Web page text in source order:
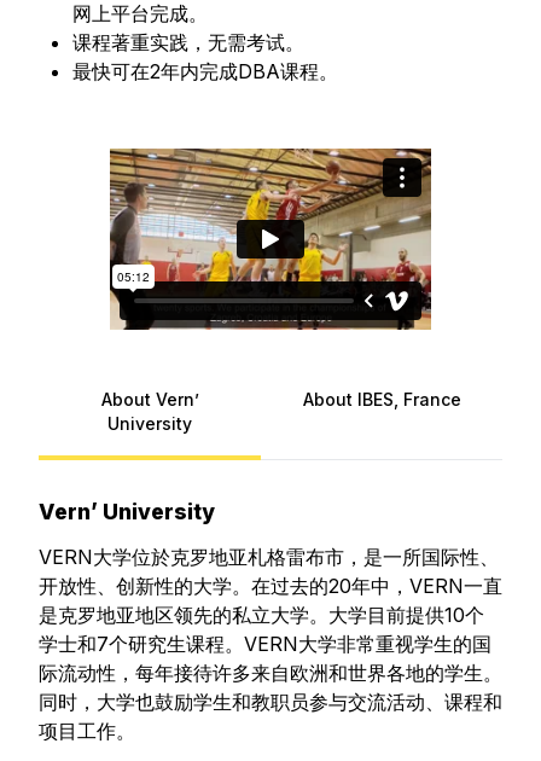
网上平台完成。
课程著重实践，无需考试。
最快可在2年内完成DBA课程。
About Vern’
University
About IBES, France
Vern’ University
VERN大学位於克罗地亚札格雷布市，是一所国际性、
开放性、创新性的大学。在过去的20年中，VERN一直
是克罗地亚地区领先的私立大学。大学目前提供10个
学士和7个研究生课程。VERN大学非常重视学生的国
际流动性，每年接待许多来自欧洲和世界各地的学生。
同时，大学也鼓励学生和教职员参与交流活动、课程和
项目工作。